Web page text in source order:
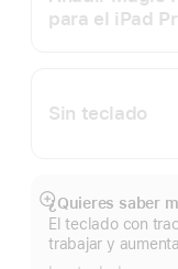
para el iPad
Sin teclado
¿Quieres saber
El teclado con
trabajar y
Mostrar
más